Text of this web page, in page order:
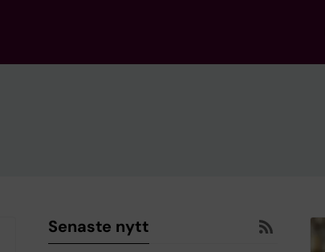
Senaste nytt